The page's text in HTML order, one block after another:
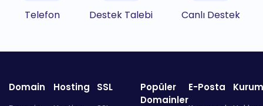
Telefon Destek Talebi Canlı Destek
Domain Hosting SSL
Popüler
Domainler
E-Posta